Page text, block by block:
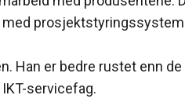
Han er bedre rustet enn
servicefag.